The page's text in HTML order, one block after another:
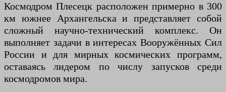
Космодром Плесецк расположен примерно в 300
км южнее Архангельска и представляет собой
сложный научно-технический комплекс. Он
выполняет задачи в интересах Вооружённых Сил
России и для мирных космических программ,
оставаясь лидером по числу запусков среди
космодромов мира.